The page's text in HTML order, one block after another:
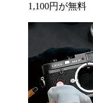
1,100円が無料